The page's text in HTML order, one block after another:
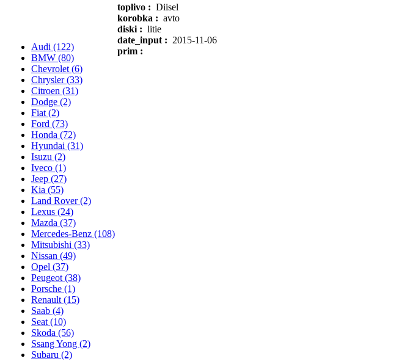
Audi (122)
BMW (80)
Chevrolet (6)
Chrysler (33)
Citroen (31)
Dodge (2)
Fiat (2)
Ford (73)
Honda (72)
Hyundai (31)
Isuzu (2)
Iveco (1)
Jeep (27)
Kia (55)
Land Rover (2)
Lexus (24)
Mazda (37)
Merсedes-Benz (108)
Mitsubishi (33)
Nissan (49)
Opel (37)
Peugeot (38)
Porsche (1)
Renault (15)
Saab (4)
Seat (10)
Skoda (56)
Ssang Yong (2)
Subaru (2)
toplivo : Diisel
korobka : avto
diski : litie
date_input : 2015-11-06
prim :